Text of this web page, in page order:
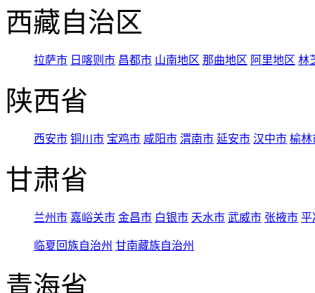
西藏自治区
拉萨市 日喀则市 昌都市 山南地区 那曲地区 阿里地区 林
陕西省
西安市 铜川市 宝鸡市 咸阳市 渭南市 延安市 汉中市 榆林
甘肃省
兰州市 嘉峪关市 金昌市 白银市 天水市 武威市 张掖市 平
临夏回族自治州 甘南藏族自治州
青海省